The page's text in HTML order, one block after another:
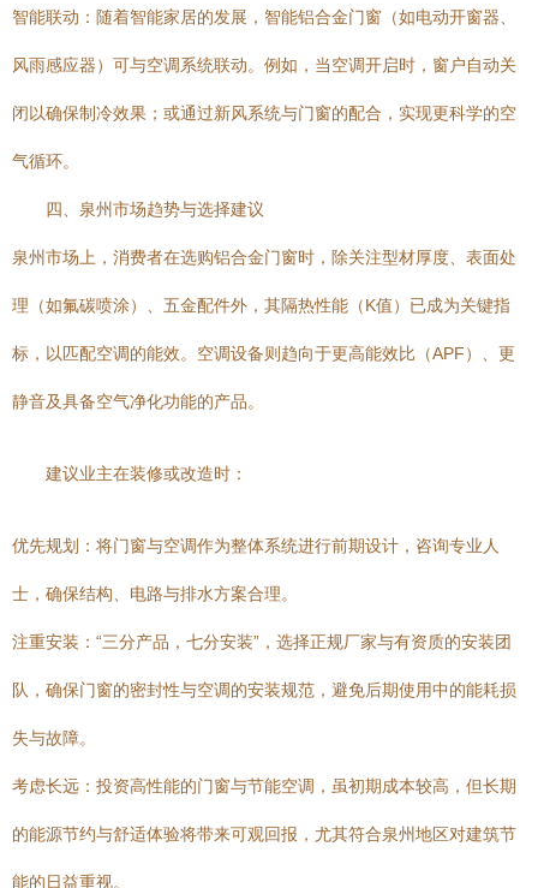
智能联动：随着智能家居的发展，智能铝合金门窗（如电动开窗器、
风雨感应器）可与空调系统联动。例如，当空调开启时，窗户自动关
闭以确保制冷效果；或通过新风系统与门窗的配合，实现更科学的空
气循环。
四、泉州市场趋势与选择建议
泉州市场上，消费者在选购铝合金门窗时，除关注型材厚度、表面处
理（如氟碳喷涂）、五金配件外，其隔热性能（K值）已成为关键指
标，以匹配空调的能效。空调设备则趋向于更高能效比（APF）、更
静音及具备空气净化功能的产品。
建议业主在装修或改造时：
优先规划：将门窗与空调作为整体系统进行前期设计，咨询专业人
士，确保结构、电路与排水方案合理。
注重安装：“三分产品，七分安装”，选择正规厂家与有资质的安装团
队，确保门窗的密封性与空调的安装规范，避免后期使用中的能耗损
失与故障。
考虑长远：投资高性能的门窗与节能空调，虽初期成本较高，但长期
的能源节约与舒适体验将带来可观回报，尤其符合泉州地区对建筑节
能的日益重视。